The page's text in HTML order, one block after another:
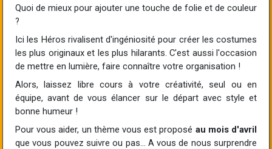
Quoi de mieux pour ajouter une touche de folie et de couleur
?
Ici les Héros rivalisent d'ingéniosité pour créer les costumes
les plus originaux et les plus hilarants. C'est aussi l'occasion
de mettre en lumière, faire connaître votre organisation !
Alors, laissez libre cours à votre créativité, seul ou en
équipe, avant de vous élancer sur le départ avec style et
bonne humeur !
Pour vous aider, un thème vous est proposé au mois d'avril
que vous pouvez suivre ou pas... A vous de nous surprendre